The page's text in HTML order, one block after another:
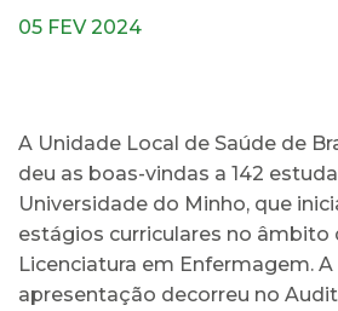
05 FEV 2024
A Unidade Local de Saúde de
deu as boas-vindas a 142
Universidade do Minho, que
estágios curriculares no âmbito
Licenciatura em Enfermagem.
apresentação decorreu no